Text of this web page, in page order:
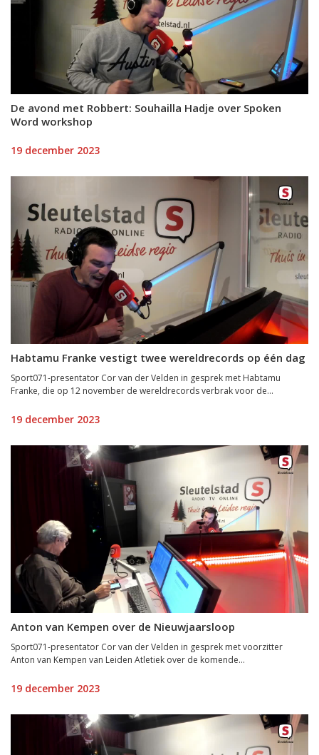
De avond met Robbert: Souhailla Hadje over Spoken
Word workshop
19 december 2023
Habtamu Franke vestigt twee wereldrecords op één dag
Sport071-presentator Cor van der Velden in gesprek met Habtamu
Franke, die op 12 november de wereldrecords verbrak voor de...
19 december 2023
Anton van Kempen over de Nieuwjaarsloop
Sport071-presentator Cor van der Velden in gesprek met voorzitter
Anton van Kempen van Leiden Atletiek over de komende...
19 december 2023